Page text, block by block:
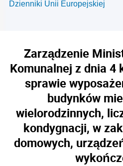
Dzienniki Unii Europejskiej
Zarządzenie
Komunalnej z dnia 4
sprawie
budynków
wielorodzinnych,
kondygnacji, w
domowych,